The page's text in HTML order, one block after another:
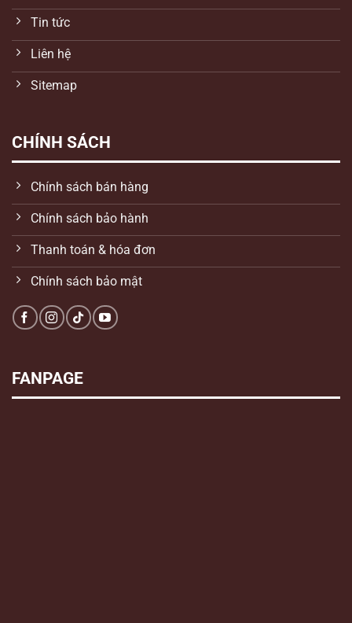
Tin tức
Liên hệ
Sitemap
CHÍNH SÁCH
Chính sách bán hàng
Chính sách bảo hành
Thanh toán & hóa đơn
Chính sách bảo mật
FANPAGE